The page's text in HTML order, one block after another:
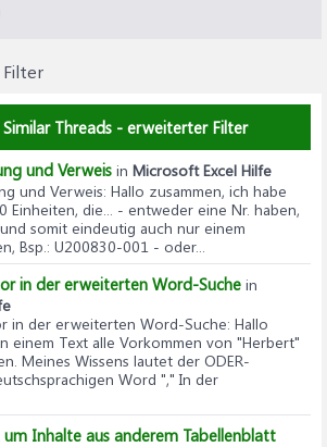
Threads - erweiterter Filter
und Verweis in Microsoft Excel Hilfe
und Verweis: Hallo zusammen, ich habe
Einheiten, die... - entweder eine Nr. haben,
somit eindeutig auch nur einem
Bsp.: U200830-001 - oder...
in der erweiterten Word-Suche in
in der erweiterten Word-Suche: Hallo
einem Text alle Vorkommen von "Herbert"
Meines Wissens lautet der ODER-
Word "," In der
um Inhalte aus anderem Tabellenblatt